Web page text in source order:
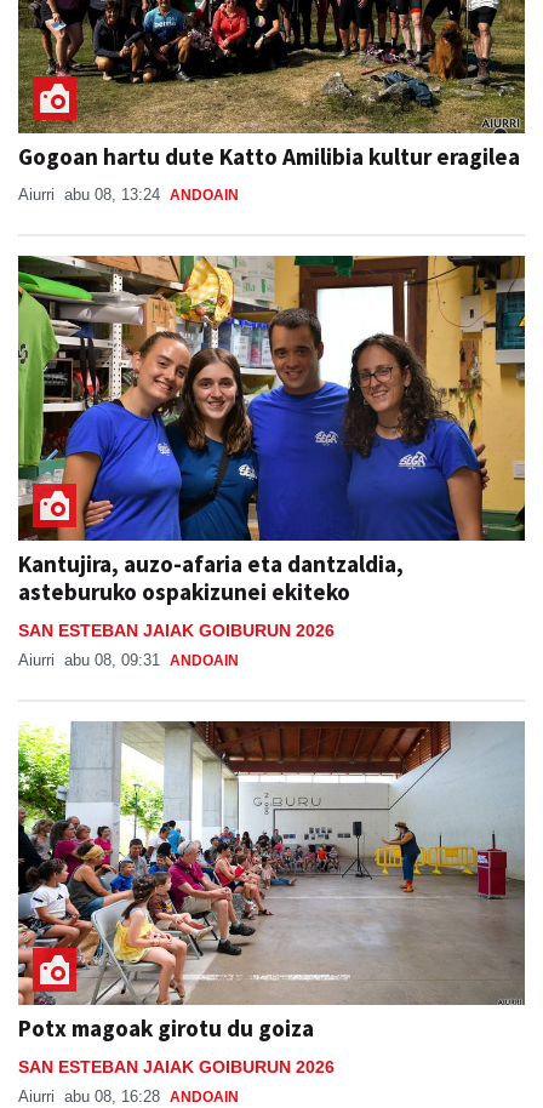
Gogoan hartu dute Katto Amilibia kultur eragilea
Aiurri abu 08, 13:24 ANDOAIN
Kantujira, auzo-afaria eta dantzaldia,
asteburuko ospakizunei ekiteko
SAN ESTEBAN JAIAK GOIBURUN 2026
Aiurri abu 08, 09:31 ANDOAIN
Potx magoak girotu du goiza
SAN ESTEBAN JAIAK GOIBURUN 2026
Aiurri abu 08, 16:28 ANDOAIN